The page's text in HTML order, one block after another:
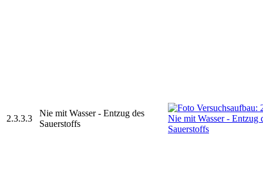
2.3.3.3
Nie mit Wasser - Entzug des
Sauerstoffs